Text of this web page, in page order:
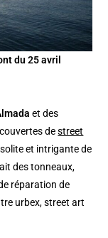
du 25 avril
et des
destreet
et intrigante de
des tonneaux,
réparation de
urbex, street art